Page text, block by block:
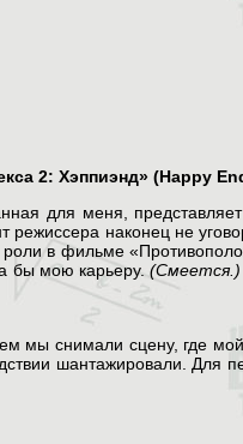
2: Хэппиэнд» (Happy
для меня,
наконец не
в фильме
бы мою карьеру.(Смеется.)
мы снимали сцену, где
шантажировали. Для